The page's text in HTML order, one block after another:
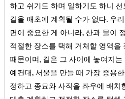
하고 쉬기도 하며 일하기도 하니 선
길을 애초에 계획될 수가 없다. 우
면이 중요한 게 아니라, 산과 물이
적절한 장소를 택해 거처할 영역을
때문이며, 길은 그 사이에 놓여지
예컨대, 서울을 만들 때 가장 중용
정하고 종묘와 사직을 좌우에 배치